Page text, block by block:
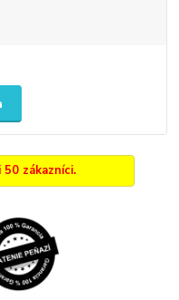
zákazníci.